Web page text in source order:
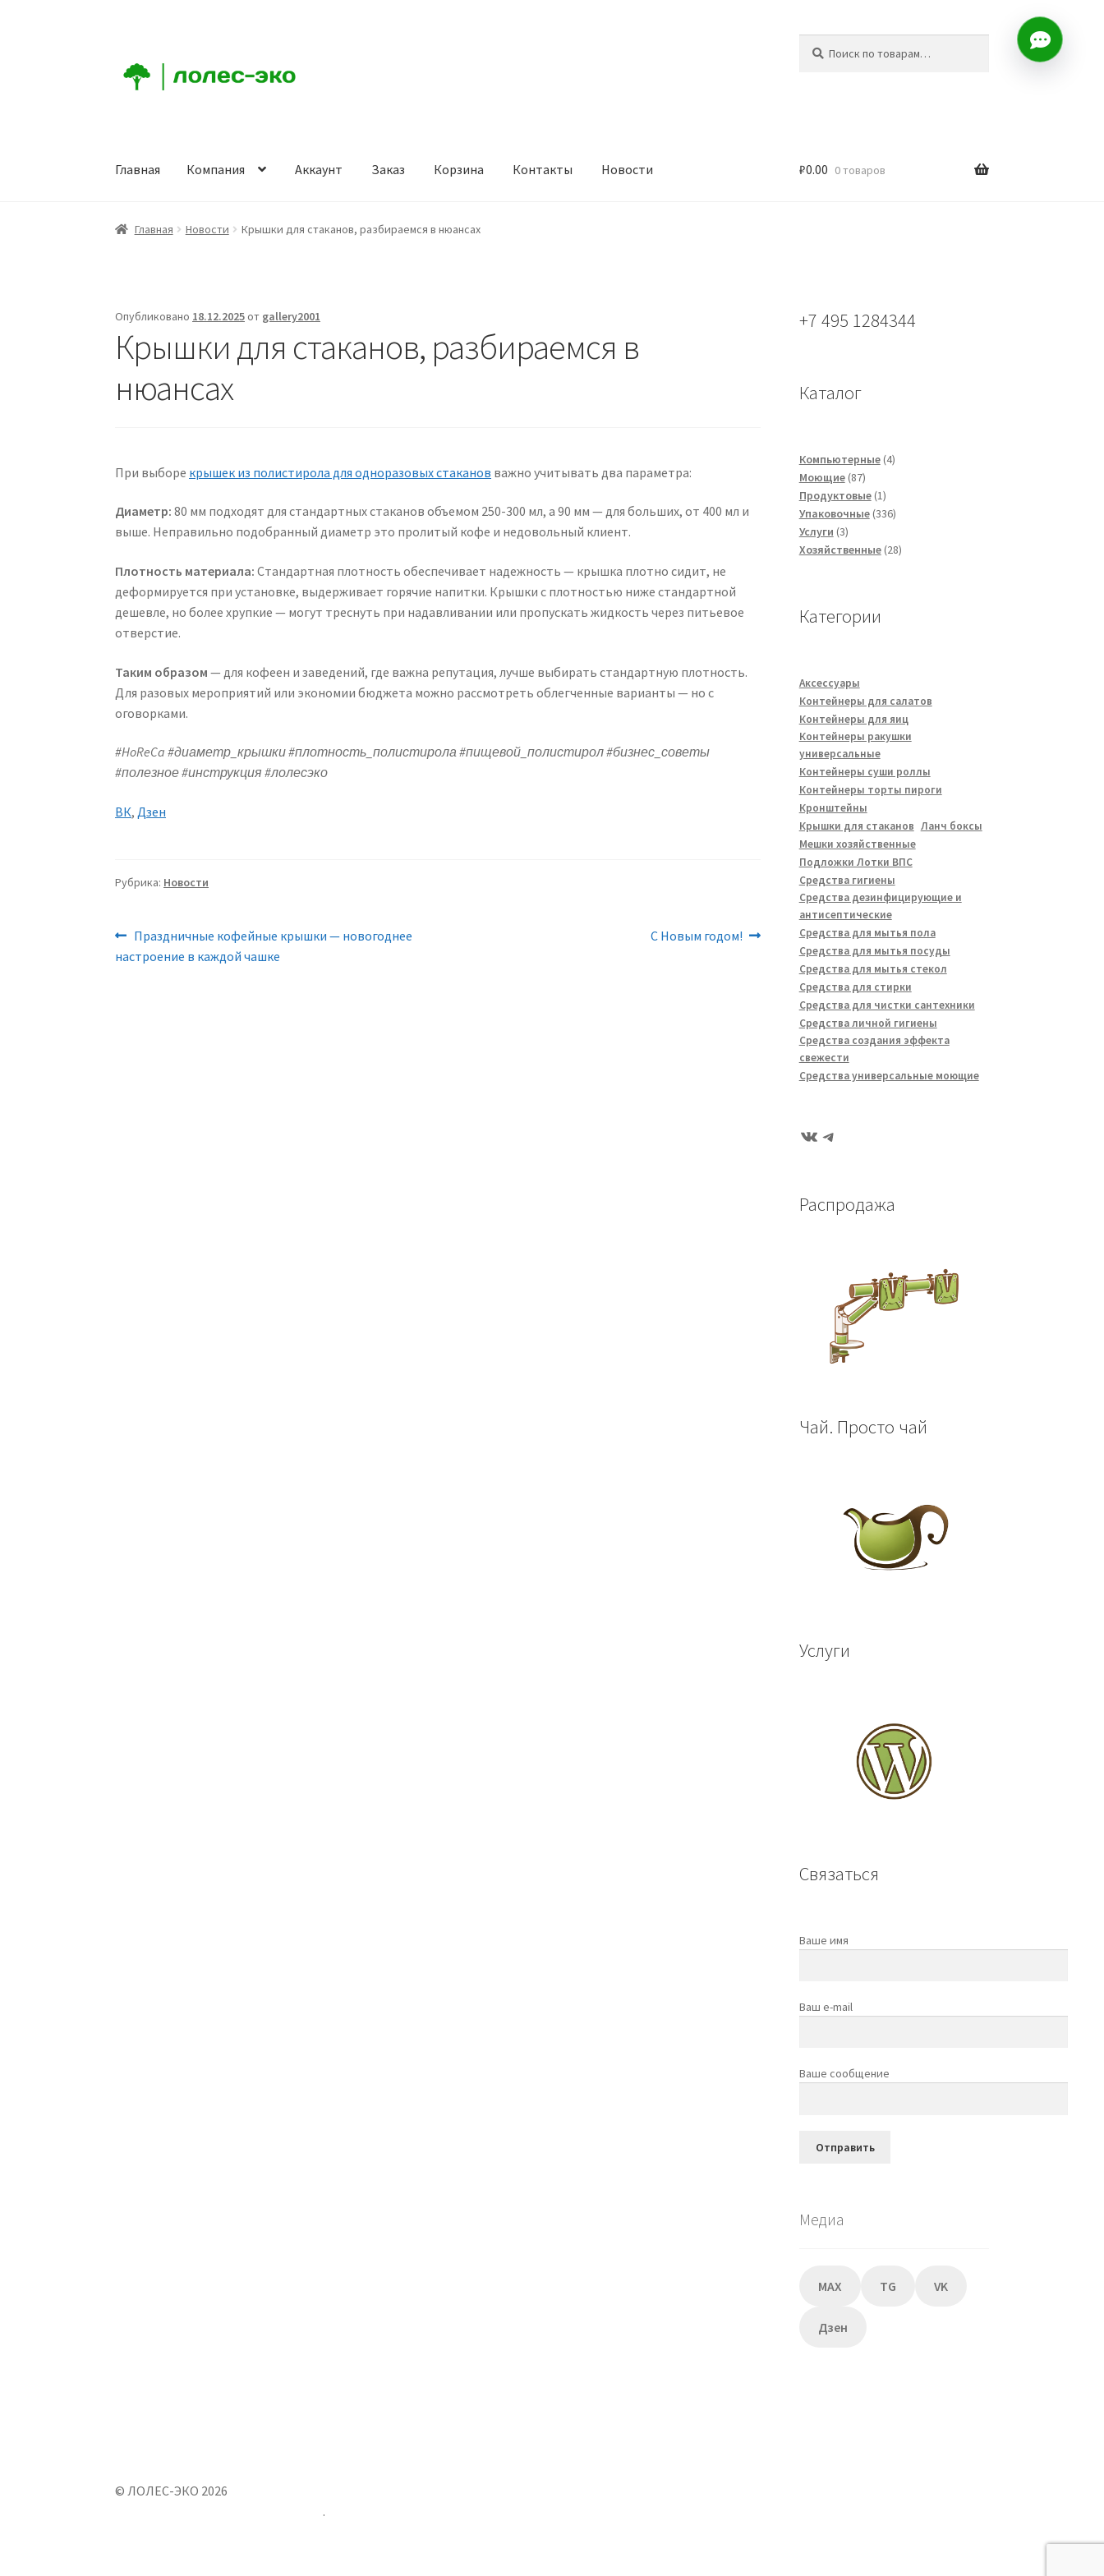
навигации
содержимому
Главная Компания Аккаунт Заказ Корзина Контакты Новости
Главная Компания Аккаунт Контакты
₽0.00 0 товаров
Главная Новости Крышки для стаканов, разбираемся в нюансах
Опубликовано 18.12.2025от gallery2001
Крышки для стаканов, разбираемся в
нюансах
При выборе крышек из полистирола для одноразовых стаканов важно учитывать два параметра:
Диаметр: 80 мм подходят для стандартных стаканов объемом 250-300 мл, а 90 мм — для больших, от 400 мл и
выше. Неправильно подобранный диаметр это пролитый кофе и недовольный клиент.
Плотность материала: Стандартная плотность обеспечивает надежность — крышка плотно сидит, не
деформируется при установке, выдерживает горячие напитки. Крышки с плотностью ниже стандартной
дешевле, но более хрупкие — могут треснуть при надавливании или пропускать жидкость через питьевое
отверстие.
Таким образом — для кофеен и заведений, где важна репутация, лучше выбирать стандартную плотность.
Для разовых мероприятий или экономии бюджета можно рассмотреть облегченные варианты — но с
оговорками.
#HoReCa #диаметр_крышки #плотность_полистирола #пищевой_полистирол #бизнес_советы
#полезное #инструкция #лолесэко
ВК, Дзен
Рубрика: Новости
Навигация
по
Предыдущая
запись:
Праздничные кофейные крышки — новогоднее
настроение в каждой чашке
Следующая
С Новым годом!
+7 495 1284344
Каталог
Компьютерные 44
Моющие 8787
товаров
Продуктовые 11
товар
Упаковочные 336336
Услуги 33
товара
Хозяйственные 2828
Категории
Аксессуары
Контейнеры для салатов
Контейнеры для яиц
Контейнеры ракушки
универсальные
Контейнеры суши роллы
Контейнеры торты пироги
Кронштейны
Крышки для стаканов Ланч боксы
Мешки хозяйственные
Подложки Лотки ВПС
Средства гигиены
Средства дезинфицирующие и
антисептические
Средства для мытья пола
Средства для мытья посуды
Средства для мытья стекол
Средства для стирки
Средства для чистки сантехники
Средства личной гигиены
Средства создания эффекта
свежести
Средства универсальные моющие
ВКонтакте
Telegram
Распродажа
Чай. Просто чай
Услуги
Связаться
Ваше имя
Ваш e-mail
Ваше сообщение
Медиа
MAX TG VK
Дзен
© ЛОЛЕС-ЭКО 2026
.